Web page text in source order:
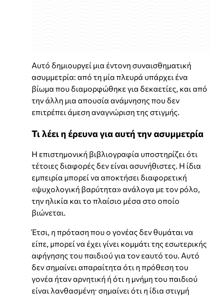
Αυτό δημιουργεί μια έντονη συναισθηματική
ασυμμετρία: από τη μία πλευρά υπάρχει ένα
βίωμα που διαμορφώθηκε για δεκαετίες, και από
την άλλη μια απουσία ανάμνησης που δεν
επιτρέπει άμεση αναγνώριση της στιγμής.
Τι λέει η έρευνα για αυτή την ασυμμετρία
Η επιστημονική βιβλιογραφία υποστηρίζει ότι
τέτοιες διαφορές δεν είναι ασυνήθιστες. Η ίδια
εμπειρία μπορεί να αποκτήσει διαφορετική
«ψυχολογική βαρύτητα» ανάλογα με τον ρόλο,
την ηλικία και το πλαίσιο μέσα στο οποίο
βιώνεται.
Έτσι, η πρόταση που ο γονέας δεν θυμάται να
είπε, μπορεί να έχει γίνει κομμάτι της εσωτερικής
αφήγησης του παιδιού για τον εαυτό του. Αυτό
δεν σημαίνει απαραίτητα ότι η πρόθεση του
γονέα ήταν αρνητική ή ότι η μνήμη του παιδιού
είναι λανθασμένη· σημαίνει ότι η ίδια στιγμή